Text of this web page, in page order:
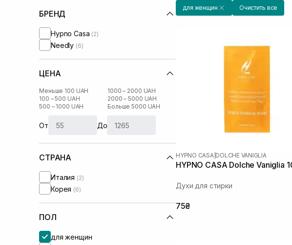
БРЕНД
Hypno Casa (2)
Needly (6)
ЦЕНА
Меньше 100 UAH
100 – 500 UAH
500 – 1000 UAH
1000 – 2000 UAH
2000 – 5000 UAH
Больше 5000 UAH
От До
СТРАНА
Италия (2)
Корея (6)
ПОЛ
для женщин
для женщин Очистить все
HYPNO CASA DOLCHE VANIGLIA
HYPNO CASA Dolche Vaniglia
Духи для стирки
75₴